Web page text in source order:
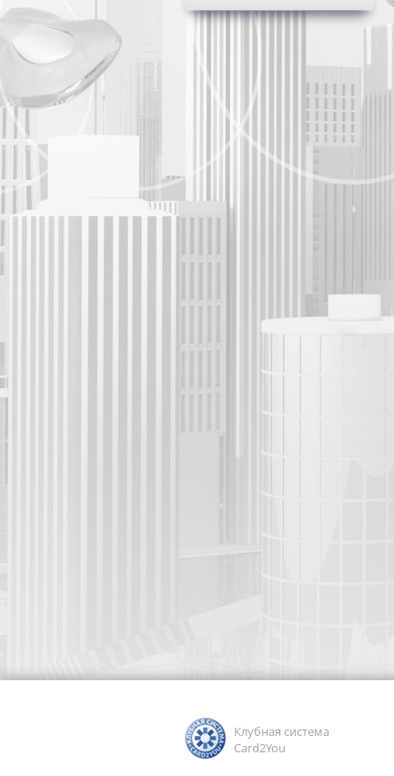
Клубная система
Card2You